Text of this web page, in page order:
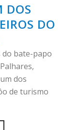
DOS
DO
bate-papo
dos
de turismo